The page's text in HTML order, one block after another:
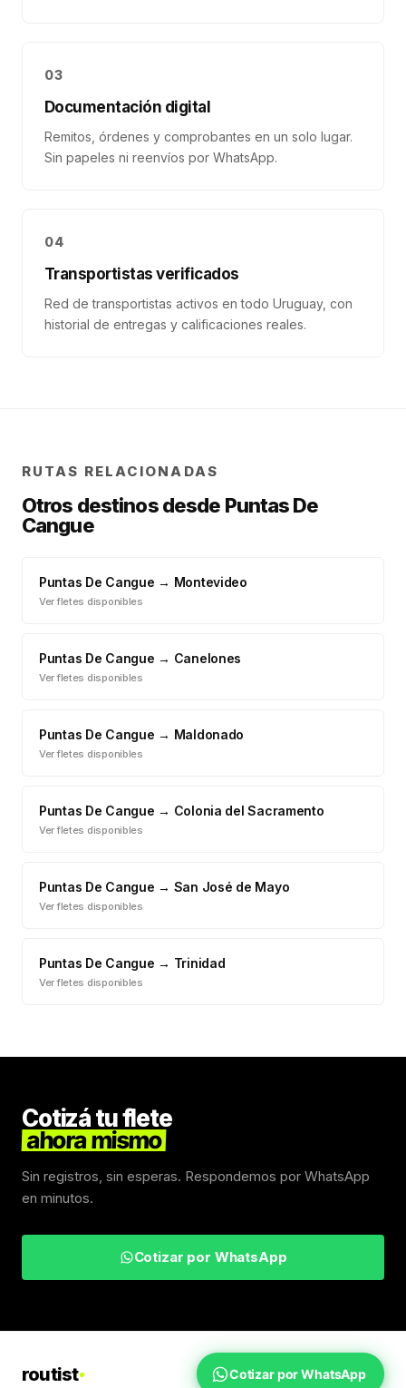
03
Documentación digital
Remitos, órdenes y comprobantes en un solo lugar.
Sin papeles ni reenvíos por WhatsApp.
04
Transportistas verificados
Red de transportistas activos en todo Uruguay, con
historial de entregas y calificaciones reales.
RUTAS RELACIONADAS
Otros destinos desde Puntas De
Cangue
Puntas De Cangue → Montevideo
Ver fletes disponibles
Puntas De Cangue → Canelones
Ver fletes disponibles
Puntas De Cangue → Maldonado
Ver fletes disponibles
Puntas De Cangue → Colonia del Sacramento
Ver fletes disponibles
Puntas De Cangue → San José de Mayo
Ver fletes disponibles
Puntas De Cangue → Trinidad
Ver fletes disponibles
Cotizá tu flete
ahora mismo
Sin registros, sin esperas. Respondemos por WhatsApp
en minutos.
Cotizar por WhatsApp
routist Fletes UruguayInicio
Cotizar por WhatsApp